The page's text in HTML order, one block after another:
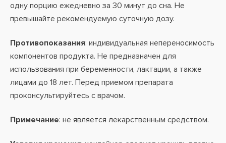
одну порцию ежедневно за 30 минут до сна. Не
превышайте рекомендуемую суточную дозу.
Противопоказания: индивидуальная непереносимость
компонентов продукта. Не предназначен для
использования при беременности, лактации, а также
лицами до 18 лет. Перед приемом препарата
проконсультируйтесь с врачом.
Примечание: не является лекарственным средством.